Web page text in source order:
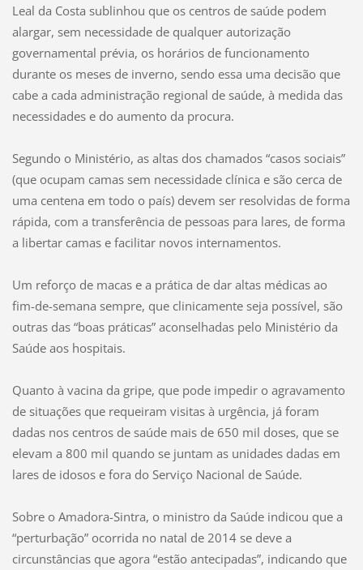
Leal da Costa sublinhou que os centros de saúde podem
alargar, sem necessidade de qualquer autorização
governamental prévia, os horários de funcionamento
durante os meses de inverno, sendo essa uma decisão que
cabe a cada administração regional de saúde, à medida das
necessidades e do aumento da procura.
Segundo o Ministério, as altas dos chamados “casos sociais”
(que ocupam camas sem necessidade clínica e são cerca de
uma centena em todo o país) devem ser resolvidas de forma
rápida, com a transferência de pessoas para lares, de forma
a libertar camas e facilitar novos internamentos.
Um reforço de macas e a prática de dar altas médicas ao
fim-de-semana sempre, que clinicamente seja possível, são
outras das “boas práticas” aconselhadas pelo Ministério da
Saúde aos hospitais.
Quanto à vacina da gripe, que pode impedir o agravamento
de situações que requeiram visitas à urgência, já foram
dadas nos centros de saúde mais de 650 mil doses, que se
elevam a 800 mil quando se juntam as unidades dadas em
lares de idosos e fora do Serviço Nacional de Saúde.
Sobre o Amadora-Sintra, o ministro da Saúde indicou que a
“perturbação” ocorrida no natal de 2014 se deve a
circunstâncias que agora “estão antecipadas”, indicando que